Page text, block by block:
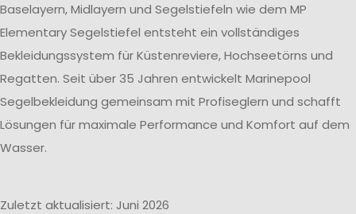
Baselayern, Midlayern und Segelstiefeln wie dem MP
Elementary Segelstiefel entsteht ein vollständiges
Bekleidungssystem für Küstenreviere, Hochseetörns und
Regatten. Seit über 35 Jahren entwickelt Marinepool
Segelbekleidung gemeinsam mit Profiseglern und schafft
Lösungen für maximale Performance und Komfort auf dem
Wasser.
Zuletzt aktualisiert: Juni 2026